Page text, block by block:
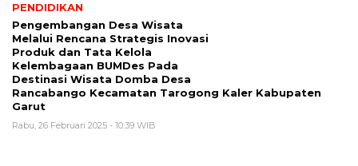
PENDIDIKAN
Pengembangan Desa Wisata
Melalui Rencana Strategis Inovasi
Produk dan Tata Kelola
Kelembagaan BUMDes Pada
Destinasi Wisata Domba Desa
Rancabango Kecamatan Tarogong Kaler Kabupaten
Garut
Rabu, 26 Februari 2025 - 10:39 WIB